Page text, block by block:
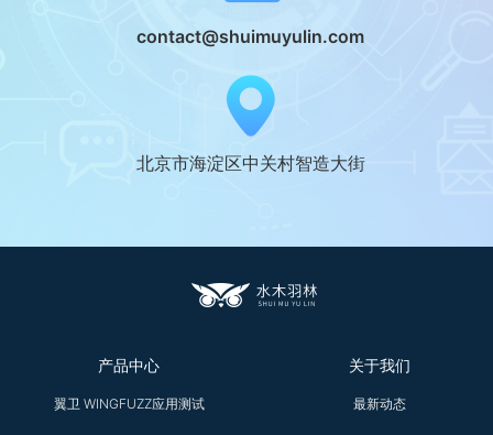
contact@shuimuyulin.com
北京市海淀区中关村智造大街
产品中心
翼卫 WINGFUZZ应用测试
关于我们
最新动态